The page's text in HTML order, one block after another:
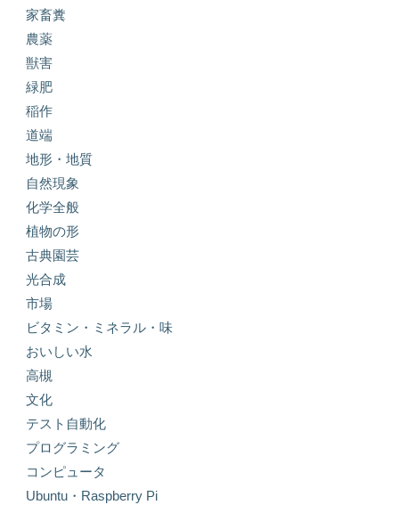
家畜糞
農薬
獣害
緑肥
稲作
道端
地形・地質
自然現象
化学全般
植物の形
古典園芸
光合成
市場
ビタミン・ミネラル・味
おいしい水
高槻
文化
テスト自動化
プログラミング
コンピュータ
Ubuntu・Raspberry Pi